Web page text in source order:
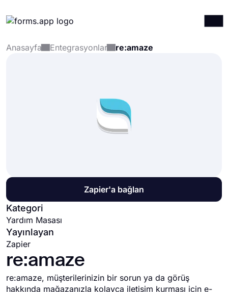
Ürünler
Anasayfa Entegrasyonlar re:amaze
Zapier'a bağlan
Kategori
Yardım Masası
Yayınlayan
Zapier
re:amaze
re:amaze, müşterilerinizin bir sorun ya da görüş
hakkında mağazanızla kolayca iletişim kurması için e-